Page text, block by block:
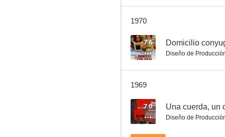
1970
7.6 Domicilio
Diseño de
1969
7.0 Una cuerda, un
Diseño de